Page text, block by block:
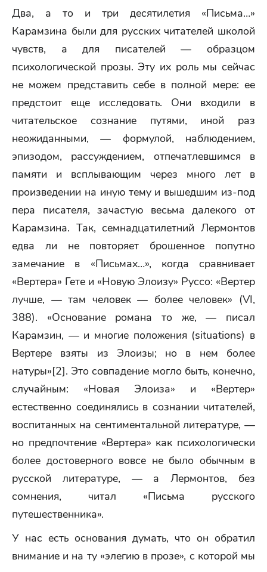
Два, а то и три десятилетия «Письма…»
Карамзина были для русских читателей школой
чувств, а для писателей — образцом
психологической прозы. Эту их роль мы сейчас
не можем представить себе в полной мере: ее
предстоит еще исследовать. Они входили в
читательское сознание путями, иной раз
неожиданными, — формулой, наблюдением,
эпизодом, рассуждением, отпечатлевшимся в
памяти и всплывающим через много лет в
произведении на иную тему и вышедшим из-под
пера писателя, зачастую весьма далекого от
Карамзина. Так, семнадцатилетний Лермонтов
едва ли не повторяет брошенное попутно
замечание в «Письмах…», когда сравнивает
«Вертера» Гете и «Новую Элоизу» Руссо: «Вертер
лучше, — там человек — более человек» (VI,
388). «Основание романа то же, — писал
Карамзин, — и многие положения (situations) в
Вертере взяты из Элоизы; но в нем более
натуры»[2]. Это совпадение могло быть, конечно,
случайным: «Новая Элоиза» и «Вертер»
естественно соединялись в сознании читателей,
воспитанных на сентиментальной литературе, —
но предпочтение «Вертера» как психологически
более достоверного вовсе не было обычным в
русской литературе, — а Лермонтов, без
сомнения, читал «Письма русского
путешественника».
У нас есть основания думать, что он обратил
внимание и на ту «элегию в прозе», с которой мы